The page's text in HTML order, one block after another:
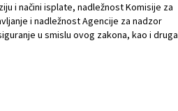
i načini isplate, nadležnost Komisije za
i nadležnost Agencije za nadzor
u smislu ovog zakona, kao i druga